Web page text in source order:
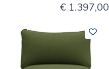
€ 1.397,00